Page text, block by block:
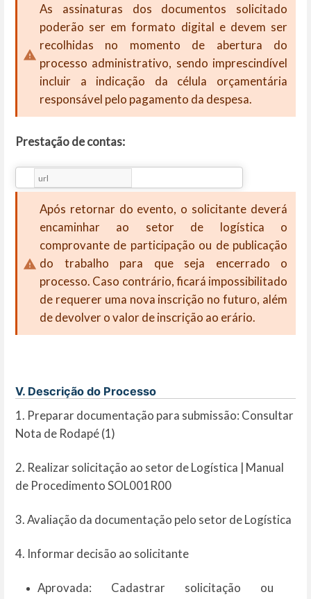
As assinaturas dos documentos solicitado
poderão ser em formato digital e devem ser
recolhidas no momento de abertura do
processo administrativo, sendo imprescindível
incluir a indicação da célula orçamentária
responsável pelo pagamento da despesa.
Prestação de contas:
Após retornar do evento, o solicitante deverá
encaminhar ao setor de logística o
comprovante de participação ou de publicação
do trabalho para que seja encerrado o
processo. Caso contrário, ficará impossibilitado
de requerer uma nova inscrição no futuro, além
de devolver o valor de inscrição ao erário.
V. Descrição do Processo
1. Preparar documentação para submissão: Consultar
Nota de Rodapé (1)
2. Realizar solicitação ao setor de Logística | Manual
de Procedimento SOL001R00
3. Avaliação da documentação pelo setor de Logística
4. Informar decisão ao solicitante
Aprovada: Cadastrar solicitação ou